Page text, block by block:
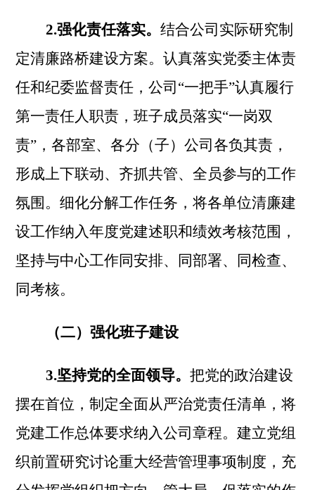
2.强化责任落实。结合公司实际研究制
定清廉路桥建设方案。认真落实党委主体责
任和纪委监督责任，公司 “一把手”认真履行
第一责任人职责，班子成员落实“一岗双
责”，各部室、各分（子）公司各负其责，
形成上下联动、齐抓共管、全员参与的工作
氛围。细化分解工作任务，将各单位清廉建
设工作纳入年度党建述职和绩效考核范围，
坚持与中心工作同安排、同部署、同检查、
同考核。
（二）强化班子建设
3.坚持党的全面领导。把党的政治建设
摆在首位，制定全面从严治党责任清单，将
党建工作总体要求纳入公司章程。建立党组
织前置研究讨论重大经营管理事项制度，充